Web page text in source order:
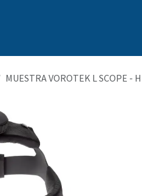
MUESTRA VOROTEK L SCOPE -